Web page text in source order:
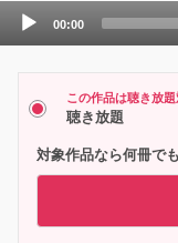
Audio
00:00
この作品は聴き放
聴き放題
対象作品なら何冊で